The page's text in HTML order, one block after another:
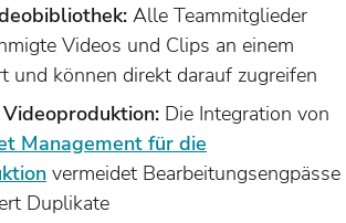
Alle Teammitglieder
Videos und Clips an einem
und können direkt darauf zugreifen
Die Integration von
Management für die
vermeidet Bearbeitungsengpässe
Duplikate